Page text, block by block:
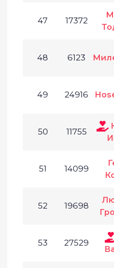
47 17372
48 6123
49 24916
50 11755
51 14099
52 19698
53 27529